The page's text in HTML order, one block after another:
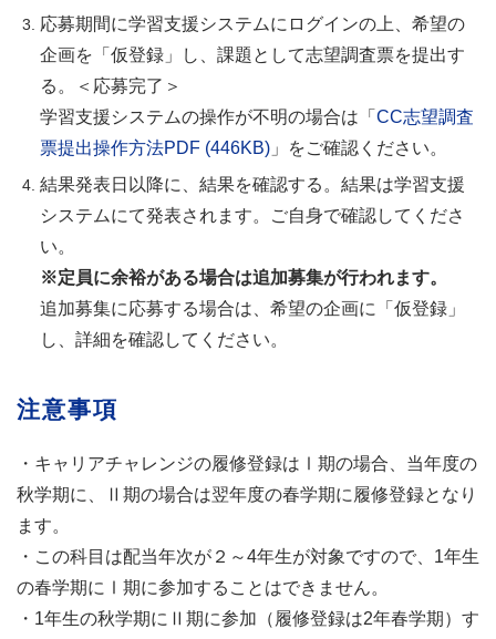
応募期間に学習支援システムにログインの上、希望の
企画を「仮登録」し、課題として志望調査票を提出す
る。＜応募完了＞
学習支援システムの操作が不明の場合は「 CC志望調査
票提出操作方法PDF (446KB) 」をご確認ください。
結果発表日以降に、結果を確認する。結果は学習支援
システムにて発表されます。ご自身で確認してくださ
い。​​​​​​
※定員に余裕がある場合は追加募集が行われます。
追加募集に応募する場合は、希望の企画に「仮登録」
し、詳細を確認してください。
注意事項
・キャリアチャレンジの履修登録はⅠ期の場合、当年度の
秋学期に、Ⅱ期の場合は翌年度の春学期に履修登録となり
ます。
・この科目は配当年次が２～4年生が対象ですので、1年生
の春学期にⅠ期に参加することはできません。
・1年生の秋学期にⅡ期に参加（履修登録は2年春学期）す